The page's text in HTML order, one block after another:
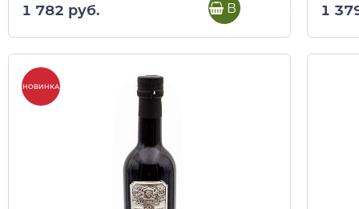
1 782 руб. В корзину 1
НОВИНКА